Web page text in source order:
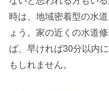
時は、地域密着型の水
ょう。家の近くの水道
ば、早ければ30分以内
もしれません。